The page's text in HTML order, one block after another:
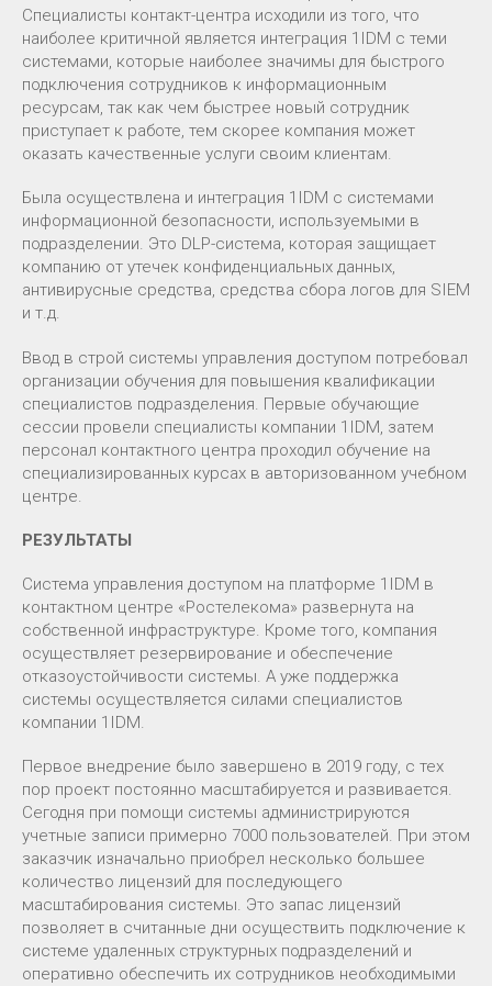
Специалисты контакт-центра исходили из того, что
наиболее критичной является интеграция 1IDM с теми
системами, которые наиболее значимы для быстрого
подключения сотрудников к информационным
ресурсам, так как чем быстрее новый сотрудник
приступает к работе, тем скорее компания может
оказать качественные услуги своим клиентам.
Была осуществлена и интеграция 1IDM с системами
информационной безопасности, используемыми в
подразделении. Это DLP-система, которая защищает
компанию от утечек конфиденциальных данных,
антивирусные средства, средства сбора логов для SIEM
и т.д.
Ввод в строй системы управления доступом потребовал
организации обучения для повышения квалификации
специалистов подразделения. Первые обучающие
сессии провели специалисты компании 1IDM, затем
персонал контактного центра проходил обучение на
специализированных курсах в авторизованном учебном
центре.
РЕЗУЛЬТАТЫ
Система управления доступом на платформе 1IDM в
контактном центре «Ростелекома» развернута на
собственной инфраструктуре. Кроме того, компания
осуществляет резервирование и обеспечение
отказоустойчивости системы. А уже поддержка
системы осуществляется силами специалистов
компании 1IDM.
Первое внедрение было завершено в 2019 году, с тех
пор проект постоянно масштабируется и развивается.
Сегодня при помощи системы администрируются
учетные записи примерно 7000 пользователей. При этом
заказчик изначально приобрел несколько большее
количество лицензий для последующего
масштабирования системы. Это запас лицензий
позволяет в считанные дни осуществить подключение к
системе удаленных структурных подразделений и
оперативно обеспечить их сотрудников необходимыми